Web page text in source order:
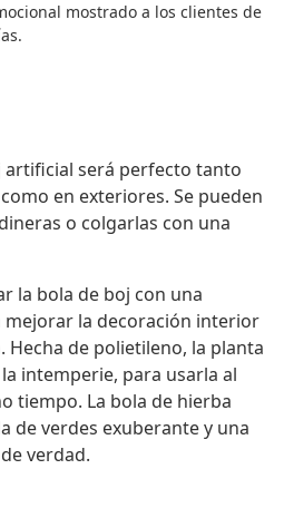
mostrado a los clientes de
artificial será perfecto tanto
en exteriores. Se pueden
o colgarlas con una
la bola de boj con una
mejorar la decoración interior
de polietileno, la planta
intemperie, para usarla al
tiempo. La bola de hierba
de verdes exuberante y una
verdad.